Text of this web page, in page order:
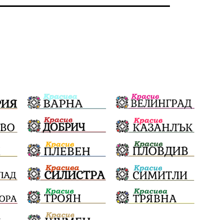
МВР вода ВИК
зона сигнали
Село Динево
РИОСВ МОСВ
Държавна Мафия Ивайловград